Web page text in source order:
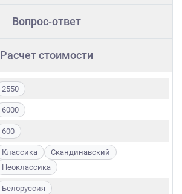
Вопрос-ответ
Расчет стоимости
2550
6000
600
Классика
Скандинавский
Неоклассика
Белоруссия